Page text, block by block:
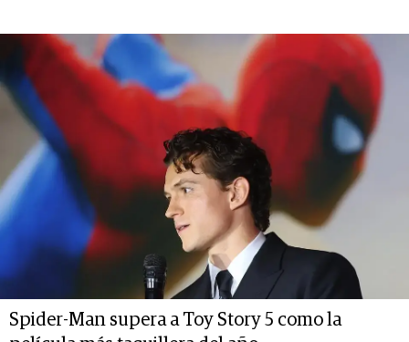
Spider-Man supera a Toy Story 5 como la